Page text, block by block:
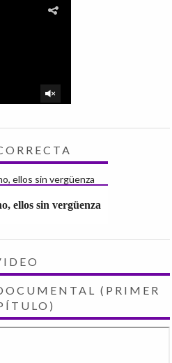
ellos sin vergüenza
(PRIMER